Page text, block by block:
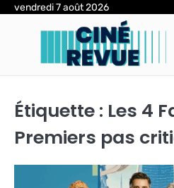
Skipvendredi 7 août 2026
Étiquette : Les 4
Premiers pas